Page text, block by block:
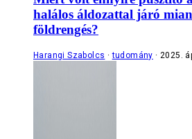
halálos áldozattal járó
földrengés?
Harangi Szabolcs tudomány 2025.